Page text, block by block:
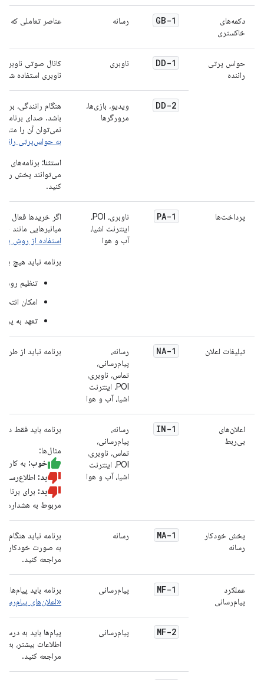
دکمه‌های
خاکستری
GB-1 رسانه عناصر تعاملی که
حواس پرتی
راننده
DD-1 ناوبری
کانال صوتی
ناوبری استفاده
DD-2
ویدیو، بازی‌ها،
مرورگرها
هنگام رانندگی،
باشد. صدای برنامه
نمی‌توان آن را
به حواس‌پرتی
استثنا: برنامه‌های
می‌توانند پخش را
کنید.
پرداخت‌ها PA-1
ناوبری، POI،
اینترنت اشیا،
آب و هوا
اگر خریدها فعال
میانبرهایی مانند
استفاده از روش
برنامه نباید هیچ
تنظیم
امکان
تعهد به
تبلیغات اعلان NA-1
رسانه،
پیام‌رسانی،
تماس، ناوبری،
POI، اینترنت
اشیا، آب و هوا
برنامه نباید از
اعلان‌های
بی‌ربط
IN-1
رسانه،
پیام‌رسانی،
تماس، ناوبری،
POI، اینترنت
اشیا، آب و هوا
برنامه باید فقط در
مثال‌ها:
خوب: به
بد:
بد: برای
مربوط به
پخش خودکار
رسانه
MA-1 رسانه
برنامه نباید هنگام
به صورت خودکار
مراجعه کنید.
عملکرد
پیام‌رسانی
MF-1 پیام‌رسانی
برنامه باید
«اعلان‌های
MF-2 پیام‌رسانی
پیام‌ها باید به
اطلاعات بیشتر، به
مراجعه کنید.